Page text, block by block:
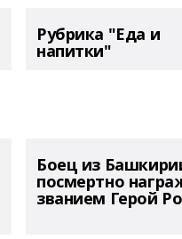
Рубрика "Еда и
напитки"
Боец из
посмертно
званием Герой